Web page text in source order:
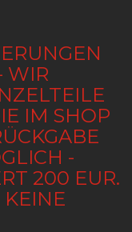
WIR
IM SHOP
-
200 EUR.